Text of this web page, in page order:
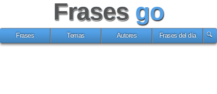
Frases go
Frases Temas Autores Frases del día